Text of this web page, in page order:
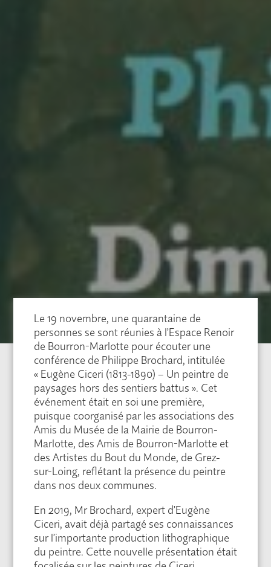
Le 19 novembre, une quarantaine de
personnes se sont réunies à l’Espace Renoir
de Bourron-Marlotte pour écouter une
conférence de Philippe Brochard, intitulée
« Eugène Ciceri (1813-1890) – Un peintre de
paysages hors des sentiers battus ». Cet
événement était en soi une première,
puisque coorganisé par les associations des
Amis du Musée de la Mairie de Bourron-
Marlotte, des Amis de Bourron-Marlotte et
des Artistes du Bout du Monde, de Grez-
sur-Loing, reflétant la présence du peintre
dans nos deux communes.
En 2019, Mr Brochard, expert d’Eugène
Ciceri, avait déjà partagé ses connaissances
sur l’importante production lithographique
du peintre. Cette nouvelle présentation était